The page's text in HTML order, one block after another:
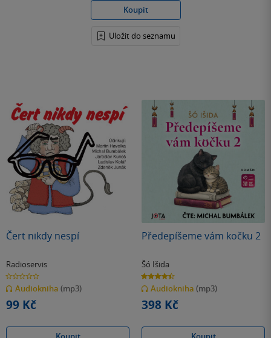
Koupit
Uložit do seznamu
Čert nikdy nespí
Radioservis
0.0
z
5
hvězdiček
Audiokniha (mp3)
99 Kč
Předepíšeme vám kočku 2
Šó Išida
4.5
z
5
hvězdiček
Audiokniha (mp3)
398 Kč